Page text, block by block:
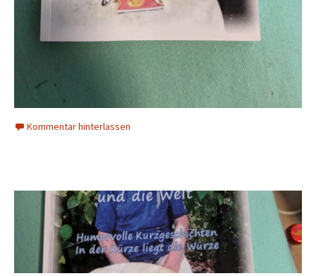
Kommentar hinterlassen